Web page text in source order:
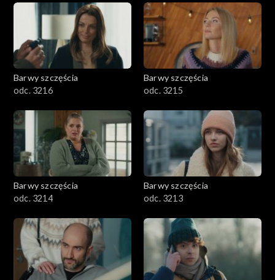
Barwy szczęścia
odc. 3216
Barwy szczęścia
odc. 3215
Barwy szczęścia
odc. 3214
Barwy szczęścia
odc. 3213